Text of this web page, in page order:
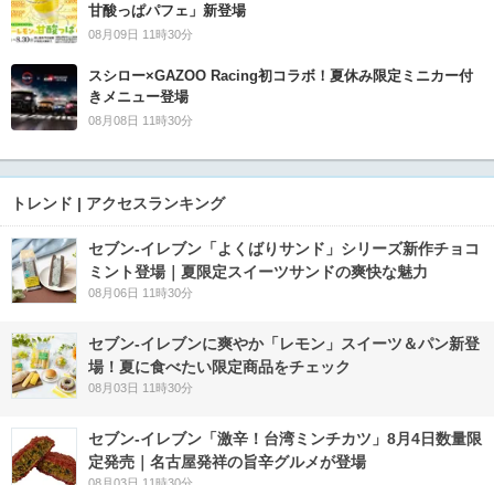
甘酸っぱパフェ」新登場
08月09日 11時30分
スシロー×GAZOO Racing初コラボ！夏休み限定ミニカー付
きメニュー登場
08月08日 11時30分
トレンド | アクセスランキング
セブン‐イレブン「よくばりサンド」シリーズ新作チョコ
ミント登場｜夏限定スイーツサンドの爽快な魅力
08月06日 11時30分
セブン‐イレブンに爽やか「レモン」スイーツ＆パン新登
場！夏に食べたい限定商品をチェック
08月03日 11時30分
セブン-イレブン「激辛！台湾ミンチカツ」8月4日数量限
定発売｜名古屋発祥の旨辛グルメが登場